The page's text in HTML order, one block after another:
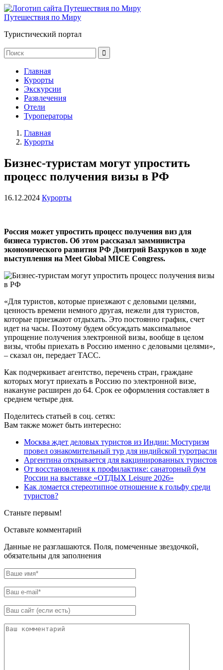
Путешествия по Миру
Туристический портал
Главная
Курорты
Экскурсии
Развлечения
Отели
Туроператоры
Главная
Курорты
Бизнес-туристам могут упростить
процесс получения визы в РФ
16.12.2024 Курорты
Россия может упростить процесс получения виз для
бизнеса туристов. Об этом рассказал замминистра
экономического развития РФ Дмитрий Вахруков в ходе
выступления на Meet Global MICE Congress.
«Для туристов, которые приезжают с деловыми целями,
ценность времени немного другая, нежели для туристов,
которые приезжают отдыхать. Это постоянно график, счет
идет на часы. Поэтому будем обсуждать максимальное
упрощение получения электронной визы, вообще в целом
визы, чтобы приехать в Россию именно с деловыми целями»,
– сказал он, передает ТАСС.
Как подчеркивает агентство, перечень стран, граждане
которых могут приехать в Россию по электронной визе,
накануне расширен до 64. Срок ее оформления составляет в
среднем четыре дня.
Поделитесь статьей в соц. сетях:
Вам также может быть интересно:
Москва ждет деловых туристов из Индии: Мостуризм
провел ознакомительный тур для индийской туротрасли
Аргентина открывается для вакцинированных туристов
От восстановления к профилактике: санаторный бум
России на выставке «ОТДЫХ Leisure 2026»
Как ломается стереотипное отношение к гольфу среди
туристов?
Станьте первым!
Оставьте комментарий
Данные не разглашаются. Поля, помеченные звездочкой,
обязательны для заполнения